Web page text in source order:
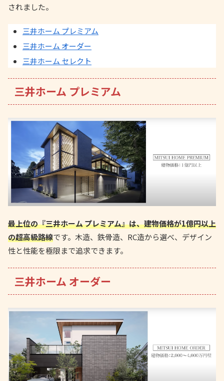
されました。
三井ホーム プレミアム
三井ホーム オーダー
三井ホーム セレクト
三井ホーム プレミアム
最上位の『三井ホーム プレミアム』は、建物価格が1億円以上
の超高級路線です。木造、鉄骨造、RC造から選べ、デザイン
性と性能を極限まで追求できます。
三井ホーム オーダー